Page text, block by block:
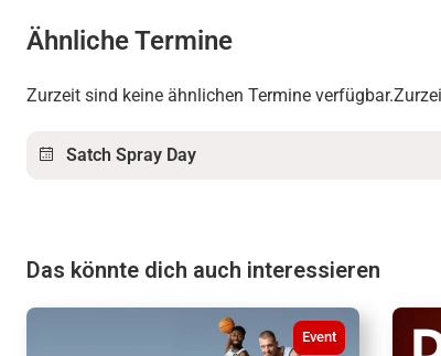
Ähnliche Termine
Zurzeit sind keine ähnlichen Termine
Satch Spray Day
Das könnte dich auch interessieren
Event